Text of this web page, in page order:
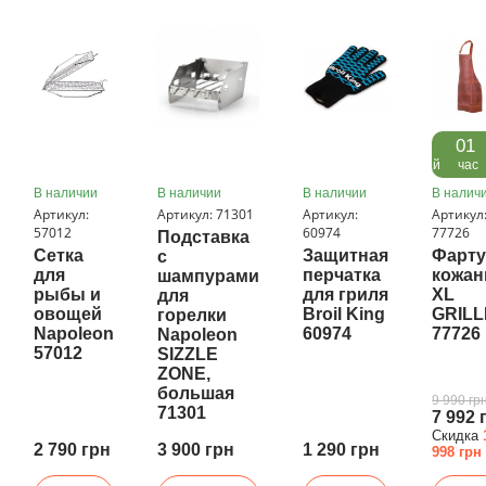
В наличии
Артикул:
57012
Сетка
для
рыбы и
овощей
Napoleon
57012
2 790 грн
В наличии
Артикул: 71301
Подставка
с
шампурами
для
горелки
Napoleon
SIZZLE
ZONE,
большая
71301
3 900 грн
В наличии
Артикул:
60974
Защитная
перчатка
для гриля
Broil King
60974
1 290 грн
06
дней
01
час
В
77726
XL
77726
9 990
7 992
Скидка
998 грн